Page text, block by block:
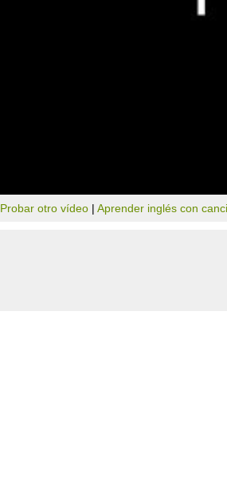
Probar otro vídeo | Aprender inglés con